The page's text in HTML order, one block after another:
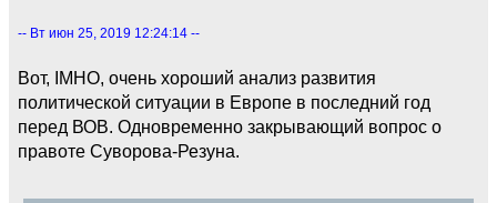
-- Вт июн 25, 2019 12:24:14 --
Вот, IMHO, очень хороший анализ развития
политической ситуации в Европе в последний год
перед ВОВ. Одновременно закрывающий вопрос о
правоте Суворова-Резуна.